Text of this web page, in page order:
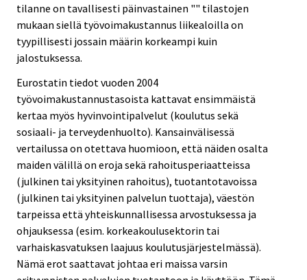
tilanne on tavallisesti päinvastainen "" tilastojen
mukaan siellä työvoimakustannus liikealoilla on
tyypillisesti jossain määrin korkeampi kuin
jalostuksessa.
Eurostatin tiedot vuoden 2004
työvoimakustannustasoista kattavat ensimmäistä
kertaa myös hyvinvointipalvelut (koulutus sekä
sosiaali- ja terveydenhuolto). Kansainvälisessä
vertailussa on otettava huomioon, että näiden osalta
maiden välillä on eroja sekä rahoitusperiaatteissa
(julkinen tai yksityinen rahoitus), tuotantotavoissa
(julkinen tai yksityinen palvelun tuottaja), väestön
tarpeissa että yhteiskunnallisessa arvostuksessa ja
ohjauksessa (esim. korkeakoulusektorin tai
varhaiskasvatuksen laajuus koulutusjärjestelmässä).
Nämä erot saattavat johtaa eri maissa varsin